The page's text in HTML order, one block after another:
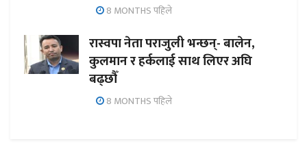
8 MONTHS पहिले
रास्वपा नेता पराजुली भन्छन्- बालेन,
कुलमान र हर्कलाई साथ लिएर अघि
बढ्छौँ
8 MONTHS पहिले